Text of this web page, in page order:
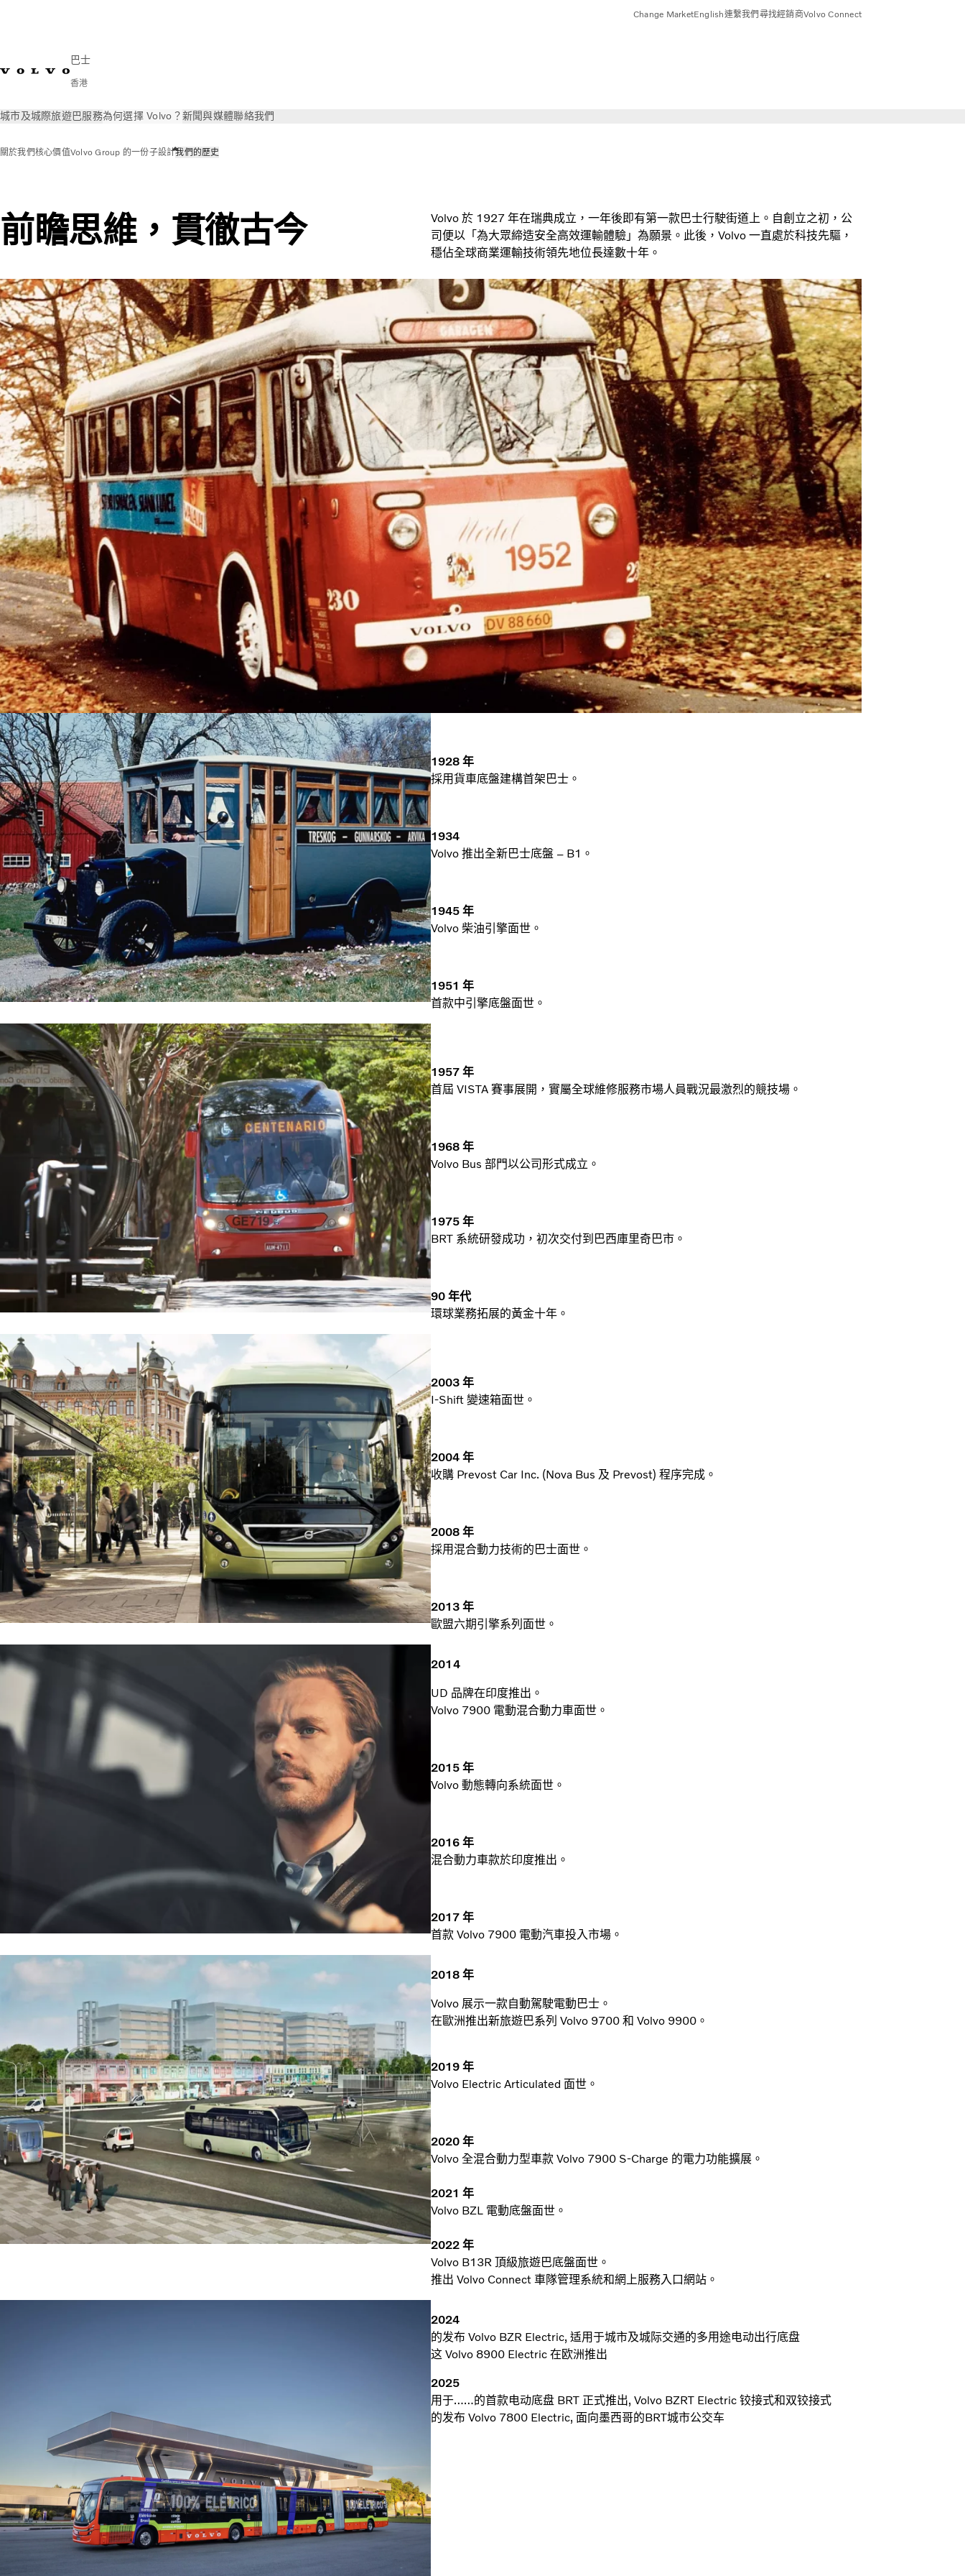
巴士
香港
Change MarketEnglish連繫我們尋找經銷商Volvo Connect
城市及城際旅遊巴服務為何選擇 Volvo？新聞與媒體聯絡我們
關於我們核心價值Volvo Group 的一份子設計我們的歷史
前瞻思維，貫徹古今
Volvo 於 1927 年在瑞典成立，一年後即有第一款巴士行駛街道上。自創立之初，公
司便以「為大眾締造安全高效運輸體驗」為願景。此後，Volvo 一直處於科技先驅，
穩佔全球商業運輸技術領先地位長達數十年。
1928 年
採用貨車底盤建構首架巴士。
1934
Volvo 推出全新巴士底盤 – B1。
1945 年
Volvo 柴油引擎面世。
1951 年
首款中引擎底盤面世。
1957 年
首屆 VISTA 賽事展開，實屬全球維修服務市場人員戰況最激烈的競技場。
1968 年
Volvo Bus 部門以公司形式成立。
1975 年
BRT 系統研發成功，初次交付到巴西庫里奇巴市。
90 年代
環球業務拓展的黃金十年。
2003 年
I-Shift 變速箱面世。
2004 年
收購 Prevost Car Inc. (Nova Bus 及 Prevost) 程序完成。
2008 年
採用混合動力技術的巴士面世。
2013 年
歐盟六期引擎系列面世。
2014
UD 品牌在印度推出。
Volvo 7900 電動混合動力車面世。
2015 年
Volvo 動態轉向系統面世。
2016 年
混合動力車款於印度推出。
2017 年
首款 Volvo 7900 電動汽車投入市場。
2018 年
Volvo 展示一款自動駕駛電動巴士。
在歐洲推出新旅遊巴系列 Volvo 9700 和 Volvo 9900。
2019 年
Volvo Electric Articulated 面世。
2020 年
Volvo 全混合動力型車款 Volvo 7900 S-Charge 的電力功能擴展。
2021 年
Volvo BZL 電動底盤面世。
2022 年
Volvo B13R 頂級旅遊巴底盤面世。
推出 Volvo Connect 車隊管理系統和網上服務入口網站。
2024
的发布 Volvo BZR Electric, 适用于城市及城际交通的多用途电动出行底盘
这 Volvo 8900 Electric 在欧洲推出
2025
用于……的首款电动底盘 BRT 正式推出, Volvo BZRT Electric 铰接式和双铰接式
的发布 Volvo 7800 Electric, 面向墨西哥的BRT城市公交车